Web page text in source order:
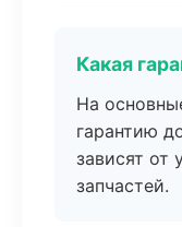
Какая
На
гарантию
зависят от
запчастей.